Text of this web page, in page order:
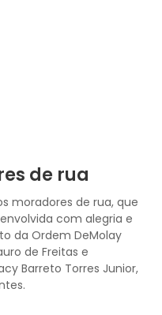
de rua
moradores de rua, que
com alegria e
da Ordem DeMolay
de Freitas e
Barreto Torres Junior,